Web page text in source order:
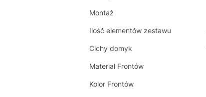
Montaż
Ilość elementów zestawu
Cichy domyk
Materiał Frontów
Kolor Frontów